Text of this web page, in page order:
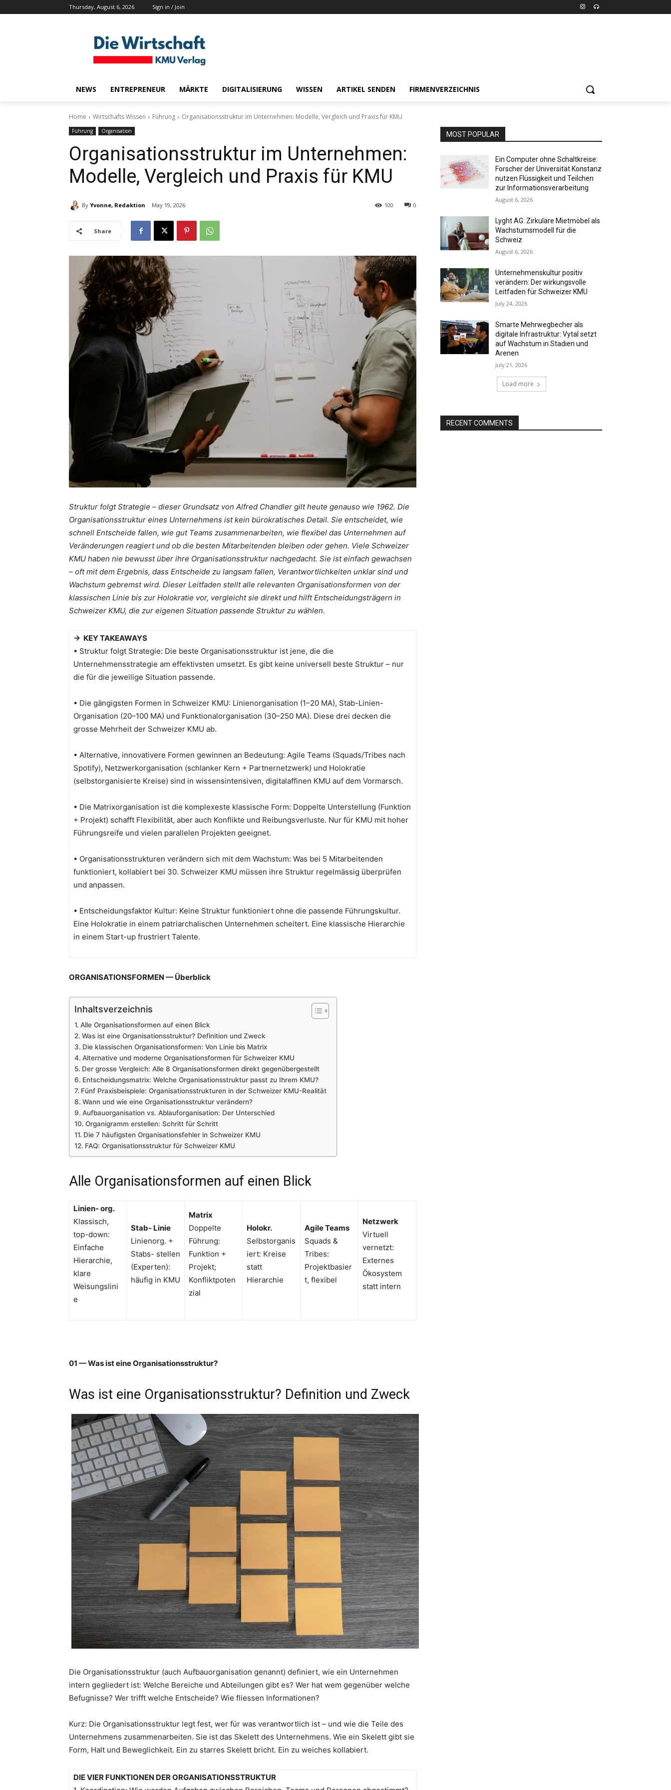
Thursday, August 6, 2026 Sign in / Join
NEWS ENTREPRENEUR MÄRKTE DIGITALISIERUNG WISSEN ARTIKEL SENDEN FIRMENVERZEICHNIS
Home Wirtschafts Wissen Führung Organisationsstruktur im Unternehmen: Modelle, Vergleich und Praxis für KMU
Führung Organisation
Organisationsstruktur im Unternehmen:
Modelle, Vergleich und Praxis für KMU
By Yvonne, Redaktion May 19, 2026 0
100
Share
Struktur folgt Strategie – dieser Grundsatz von Alfred Chandler gilt heute genauso wie 1962. Die
Organisationsstruktur eines Unternehmens ist kein bürokratisches Detail. Sie entscheidet, wie
schnell Entscheide fallen, wie gut Teams zusammenarbeiten, wie flexibel das Unternehmen auf
Veränderungen reagiert und ob die besten Mitarbeitenden bleiben oder gehen. Viele Schweizer
KMU haben nie bewusst über ihre Organisationsstruktur nachgedacht. Sie ist einfach gewachsen
– oft mit dem Ergebnis, dass Entscheide zu langsam fallen, Verantwortlichkeiten unklar sind und
Wachstum gebremst wird. Dieser Leitfaden stellt alle relevanten Organisationsformen von der
klassischen Linie bis zur Holokratie vor, vergleicht sie direkt und hilft Entscheidungsträgern in
Schweizer KMU, die zur eigenen Situation passende Struktur zu wählen.
→ KEY TAKEAWAYS
• Struktur folgt Strategie: Die beste Organisationsstruktur ist jene, die die
Unternehmensstrategie am effektivsten umsetzt. Es gibt keine universell beste Struktur – nur
die für die jeweilige Situation passende.
• Die gängigsten Formen in Schweizer KMU: Linienorganisation (1–20 MA), Stab-Linien-
Organisation (20–100 MA) und Funktionalorganisation (30–250 MA). Diese drei decken die
grosse Mehrheit der Schweizer KMU ab.
• Alternative, innovativere Formen gewinnen an Bedeutung: Agile Teams (Squads/Tribes nach
Spotify), Netzwerkorganisation (schlanker Kern + Partnernetzwerk) und Holokratie
(selbstorganisierte Kreise) sind in wissensintensiven, digitalaffinen KMU auf dem Vormarsch.
• Die Matrixorganisation ist die komplexeste klassische Form: Doppelte Unterstellung (Funktion
+ Projekt) schafft Flexibilität, aber auch Konflikte und Reibungsverluste. Nur für KMU mit hoher
Führungsreife und vielen parallelen Projekten geeignet.
• Organisationsstrukturen verändern sich mit dem Wachstum: Was bei 5 Mitarbeitenden
funktioniert, kollabiert bei 30. Schweizer KMU müssen ihre Struktur regelmässig überprüfen
und anpassen.
• Entscheidungsfaktor Kultur: Keine Struktur funktioniert ohne die passende Führungskultur.
Eine Holokratie in einem patriarchalischen Unternehmen scheitert. Eine klassische Hierarchie
in einem Start-up frustriert Talente.
ORGANISATIONSFORMEN — Überblick
Inhaltsverzeichnis
Alle Organisationsformen auf einen Blick
Was ist eine Organisationsstruktur? Definition und Zweck
Die klassischen Organisationsformen: Von Linie bis Matrix
Alternative und moderne Organisationsformen für Schweizer KMU
Der grosse Vergleich: Alle 8 Organisationsformen direkt gegenübergestellt
Entscheidungsmatrix: Welche Organisationsstruktur passt zu Ihrem KMU?
Fünf Praxisbeispiele: Organisationsstrukturen in der Schweizer KMU-Realität
Wann und wie eine Organisationsstruktur verändern?
Aufbauorganisation vs. Ablauforganisation: Der Unterschied
Organigramm erstellen: Schritt für Schritt
Die 7 häufigsten Organisationsfehler in Schweizer KMU
FAQ: Organisationsstruktur für Schweizer KMU
Alle Organisationsformen auf einen Blick
Linien- org.
Klassisch,
top-down:
Einfache
Hierarchie,
klare
Weisungslini
e
Stab- Linie
Linienorg. +
Stabs- stellen
(Experten):
häufig in KMU
Matrix
Doppelte
Führung:
Funktion +
Projekt;
Konfliktpoten
zial
Holokr.
Selbstorganis
iert: Kreise
statt
Hierarchie
Agile Teams
Squads &
Tribes:
Projektbasier
t, flexibel
Netzwerk
Virtuell
vernetzt:
Externes
Ökosystem
statt intern
01 — Was ist eine Organisationsstruktur?
Was ist eine Organisationsstruktur? Definition und Zweck
Die Organisationsstruktur (auch Aufbauorganisation genannt) definiert, wie ein Unternehmen
intern gegliedert ist: Welche Bereiche und Abteilungen gibt es? Wer hat wem gegenüber welche
Befugnisse? Wer trifft welche Entscheide? Wie fliessen Informationen?
Kurz: Die Organisationsstruktur legt fest, wer für was verantwortlich ist – und wie die Teile des
Unternehmens zusammenarbeiten. Sie ist das Skelett des Unternehmens. Wie ein Skelett gibt sie
Form, Halt und Beweglichkeit. Ein zu starres Skelett bricht. Ein zu weiches kollabiert.
DIE VIER FUNKTIONEN DER ORGANISATIONSSTRUKTUR
MOST POPULAR
Ein Computer ohne Schaltkreise:
Forscher der Universität Konstanz
nutzen Flüssigkeit und Teilchen
zur Informationsverarbeitung
August 6, 2026
Lyght AG: Zirkuläre Mietmöbel als
Wachstumsmodell für die
Schweiz
August 6, 2026
Unternehmenskultur positiv
verändern: Der wirkungsvolle
Leitfaden für Schweizer KMU
July 24, 2026
Smarte Mehrwegbecher als
digitale Infrastruktur: Vytal setzt
auf Wachstum in Stadien und
Arenen
July 21, 2026
Load more
RECENT COMMENTS